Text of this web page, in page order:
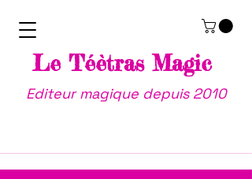
Le Téètras Magic
Editeur magique depuis 2010